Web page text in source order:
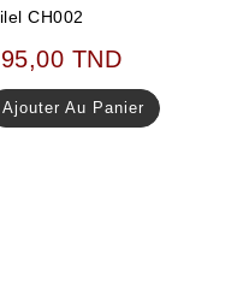
CH002
TND
Ajouter Au Panier